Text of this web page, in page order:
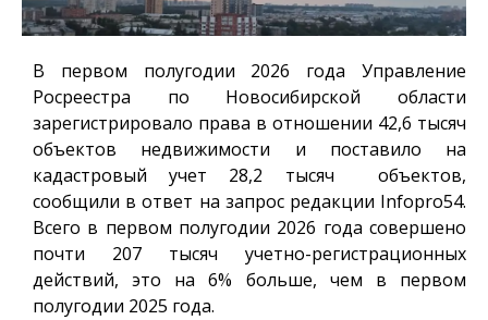
В первом полугодии 2026 года Управление
Росреестра по Новосибирской области
зарегистрировало права в отношении 42,6 тысяч
объектов недвижимости и поставило на
кадастровый учет 28,2 тысяч объектов,
сообщили в ответ на запрос редакции Infopro54.
Всего в первом полугодии 2026 года совершено
почти 207 тысяч учетно-регистрационных
действий, это на 6% больше, чем в первом
полугодии 2025 года.